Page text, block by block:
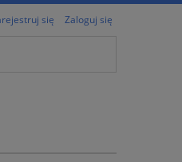
się Zaloguj się